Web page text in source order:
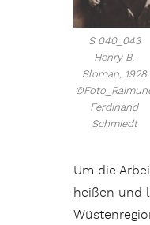
S 040_043
Henry B.
Sloman, 1928
Ferdinand
Schmiedt
Um die
heißen und